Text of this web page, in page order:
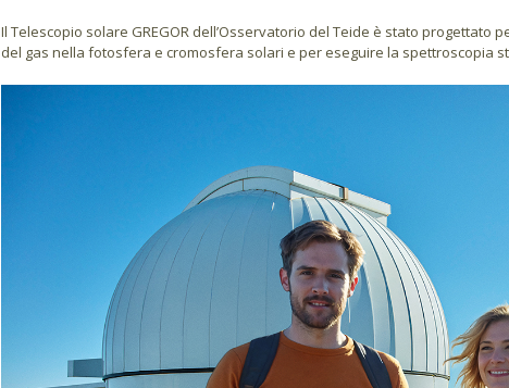
Il Telescopio solare GREGOR dell’Osservatorio del Teide è stato
del gas nella fotosfera e cromosfera solari e per eseguire la spettroscopia